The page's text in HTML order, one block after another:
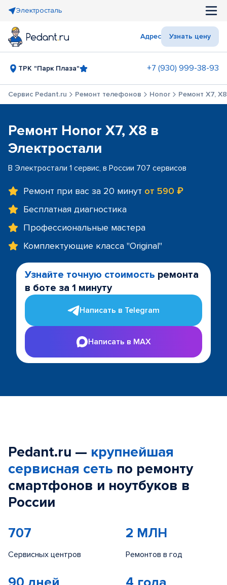
Электросталь
Адрес Узнать цену
ТРК "Парк Плаза" +7 (930) 999-38-93
Сервис Pedant.ru Ремонт телефонов Honor Ремонт X7, X8
Ремонт Honor X7, X8 в
Электростали
В Электростали 1 сервис, в России 707 сервисов
Ремонт при вас за 20 минут от 590 ₽
Бесплатная диагностика
Профессиональные мастера
Комплектующие класса "Original"
Узнайте точную стоимость ремонта
в боте за 1 минуту
Написать в Telegram
Написать в MAX
Pedant.ru — крупнейшая
сервисная сеть по ремонту
смартфонов и ноутбуков в
России
707
Сервисных центров
2 МЛН
Ремонтов в год